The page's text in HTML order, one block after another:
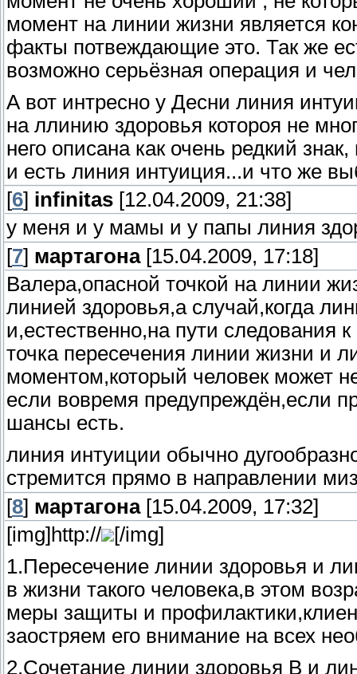
момент на линии жизни является
факты потвеждающие это. Так же
возможно серьёзная операция и
А вот интресно у Десни линия
на ллинию здоровья котороя не
него описана как очень редкий
и есть линия интуиция...и что же
[6] infinitas [12.04.2009, 21:38]
у меня и у мамы и у папы линия
[7] мартагона[15.04.2009, 17:18]
Валера,опасной точкой на линии
линией здоровья,а случай,когда
и,естественно,на пути следования
точка пересечения линии жизни и
моментом,который человек может
если вовремя предупреждён,если
шансы есть.
линия интуиции обычно
стремится прямо в направлении
[8] мартагона[15.04.2009, 17:32]
[img]http://
[/img]
1.Пересечение линии здоровья и
в жизни такого человека,в этом
меры защиты и
заостряем его внимание на всех
2.Сочетание линии здоровья В и